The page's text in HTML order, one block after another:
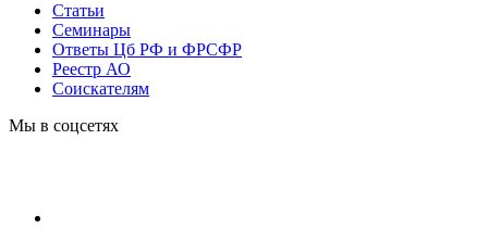
Статьи
Cеминары
Ответы Цб РФ и ФРСФР
Реестр АО
Соискателям
Мы в соцсетях